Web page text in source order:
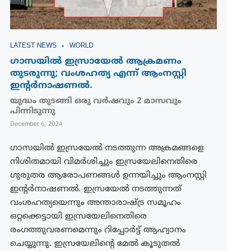
LATEST NEWS WORLD
ഗാസയിൽ ഇസ്രായേൽ ആക്രമണം
തുടരുന്നു; വംശഹത്യ എന്ന് ആംനസ്റ്റി
ഇന്റര്‍നാഷണല്‍.
യുദ്ധം തുടങ്ങി ഒരു വർഷവും 2 മാസവും
പിന്നിടുന്നു
December 6, 2024
ഗാസയിൽ ഇസ്രയേൽ നടത്തുന്ന അക്രമങ്ങളെ
നിശിതമായി വിമർശിച്ചും ഇസ്രയേലിനെതിരെ
ഗുരുതര ആരോപണങ്ങൾ ഉന്നയിച്ചും ആംനസ്റ്റി
ഇന്റർനാഷണൽ. ഇസ്രയേൽ നടത്തുന്നത്
വംശഹത്യയെന്നും അന്താരാഷ്ട്ര സമൂഹം
ഒറ്റക്കെട്ടായി ഇസ്രയേലിനെതിരെ
രംഗത്തുവരണമെന്നും റിപ്പോർട്ട് ആഹ്വാനം
ചെയ്യുന്നു. ഇസ്രയേലിന്റെ മേൽ കൂടുതൽ